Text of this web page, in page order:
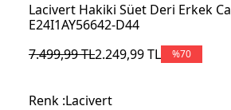
Lacivert Hakiki Süet Deri Erkek
E24I1AY56642-D44
7.499,99TL2.249,99TL %70
Renk :Lacivert